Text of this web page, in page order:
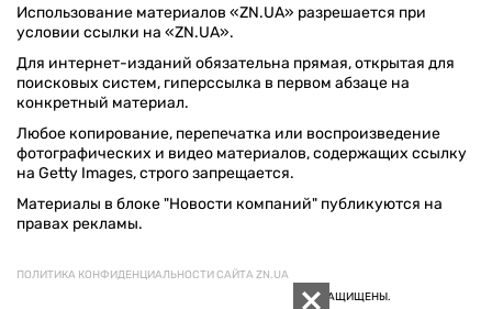
Использование материалов «ZN.UA» разрешается при
условии ссылки на «ZN.UA».
Для интернет-изданий обязательна прямая, открытая для
поисковых систем, гиперссылка в первом абзаце на
конкретный материал.
Любое копирование, перепечатка или воспроизведение
фотографических и видео материалов, содержащих ссылку
на Getty Images, строго запрещается.
Материалы в блоке "Новости компаний" публикуются на
правах рекламы.
ПОЛИТИКА КОНФИДЕНЦИАЛЬНОСТИ САЙТА ZN.UA
© 1994–2026 «ЗЕРКАЛО НЕДЕЛИ. УКРАИНА». ВСЕ ПРАВА ЗАЩИЩЕНЫ.